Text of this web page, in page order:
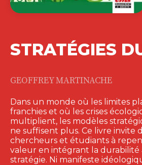
STRATÉGIES
GEOFFREY MARTINACHE
Dans un monde où les limites
franchies et où les crises
multiplient, les modèles
ne suffisent plus. Ce livre invite
chercheurs et étudiants à
valeur en intégrant la
stratégie. Ni manifeste